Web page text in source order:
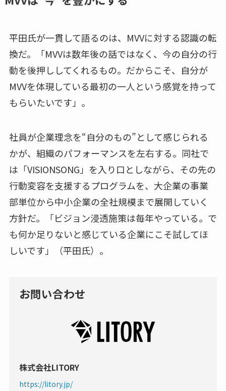
平田氏が一貫して語るのは、MVVに対する認識の転
換だ。「MVVは数年後の話ではなく、今の自分の行
動を後押ししてくれるもの。だからこそ、自分が
MVVを体現している最初の一人という感覚を持って
もらいたいです」。
社員が企業理念を“自分のもの”として感じられる
かが、組織のパフォーマンスを左右する。同社で
は「VISIONSONG」を入り口としながら、その先の
行動変容を支援するプログラムを、大企業の事業
部単位から中小企業の全社規模まで展開していく
方針だ。「ビジョン浸透施策は毎年やっている。で
も何か足りないと感じている企業にこそ試してほ
しいです」（平田氏）。
お問い合わせ
株式会社LITORY
https://litory.jp/